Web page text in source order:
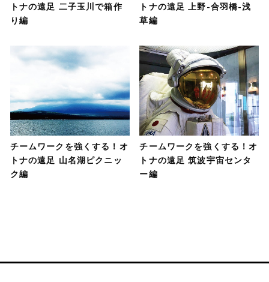
トナの遠足 二子玉川で箱作
り編
トナの遠足 上野-合羽橋-浅
草編
チームワークを強くする！オ
トナの遠足 山名湖ピクニッ
ク編
チームワークを強くする！オ
トナの遠足 筑波宇宙センタ
ー編